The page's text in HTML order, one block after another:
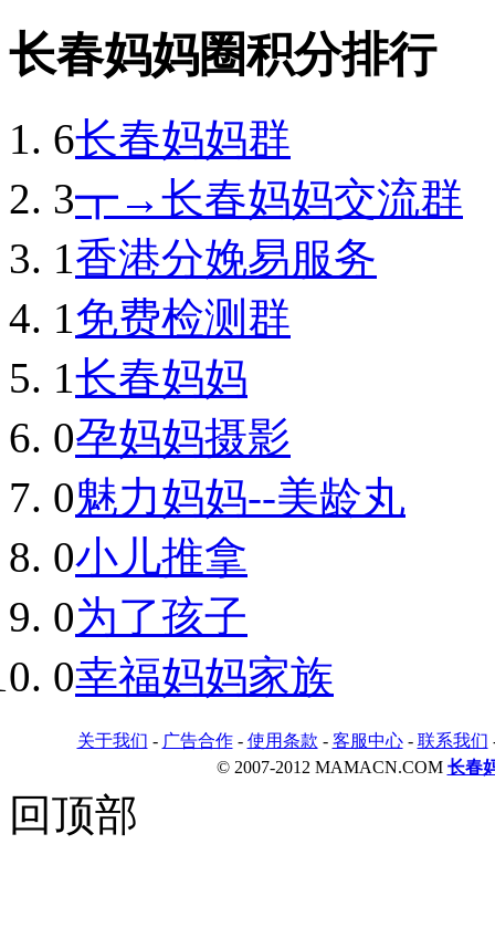
长春妈妈圈积分排行
6长春妈妈群
3┳→长春妈妈交流群
1香港分娩易服务
1免费检测群
1长春妈妈
0孕妈妈摄影
0魅力妈妈--美龄丸
0小儿推拿
0为了孩子
0幸福妈妈家族
关于我们 - 广告合作- 使用条款 - 客服中心- 联系我们
© 2007-2012 MAMACN.COM 长春
回顶部